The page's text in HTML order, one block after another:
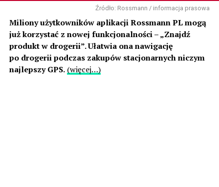
Źródło: Rossmann / informacja prasowa
Miliony użytkowników aplikacji Rossmann PL mogą
już korzystać z nowej funkcjonalności – „Znajdź
produkt w drogerii”. Ułatwia ona nawigację
po drogerii podczas zakupów stacjonarnych niczym
najlepszy GPS. (więcej…)